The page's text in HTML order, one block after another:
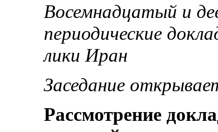
Восемнадцатый и
периодические
лики Иран
Заседание
Рассмотрение